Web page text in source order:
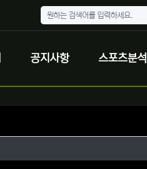
공지사항 스포츠분석